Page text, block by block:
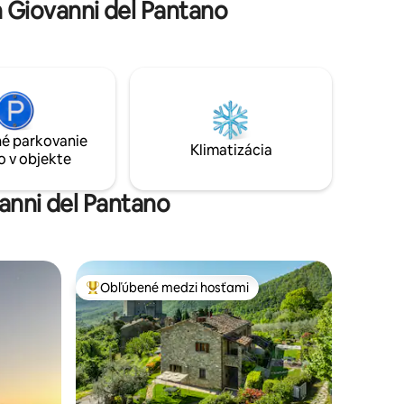
do
sme my
pohodlné ubytovanie až pre 8 hostí v
3 dvojlôžkových izbách s vlastnou
del Pantano
parkovanie
v objekte
Klimatizácia
del Pantano
Najobľúbenejšie medzi hosťami
Obľúbené medzi hosťami